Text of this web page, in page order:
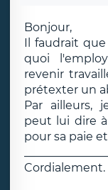
Bonjour,
Il faudrait
quoi
revenir
prétexter un
Par ailleurs,
peut lui dire à
pour sa paie
Cordialement.